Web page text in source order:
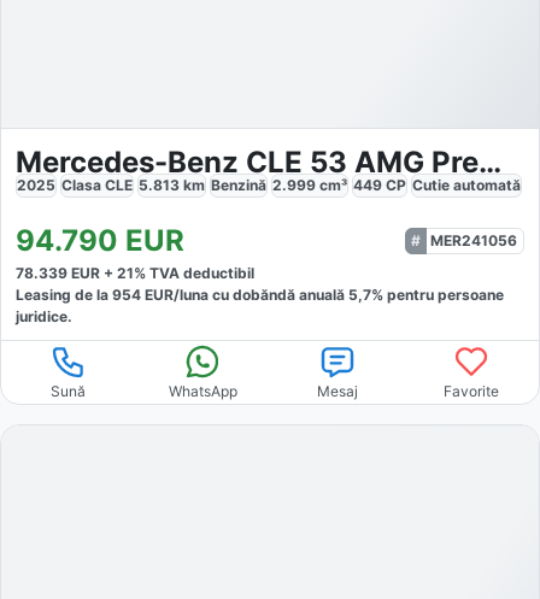
Mercedes-Benz CLE 53 AMG Premium
2025 Clasa CLE 5.813 km Benzină 2.999 cm³ 449 CP Cutie automată
94.790 EUR
MER241056
78.339 EUR + 21% TVA deductibil
Leasing de la 954 EUR/luna cu dobăndă anuală 5,7% pentru persoane
juridice.
Sună WhatsApp Mesaj Favorite